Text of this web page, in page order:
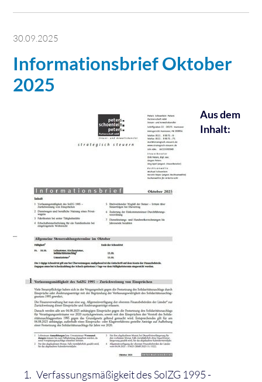
30.09.2025
Informationsbrief Oktober
2025
Aus dem
Inhalt:
Verfassungsmäßigkeit des SolZG 1995 -